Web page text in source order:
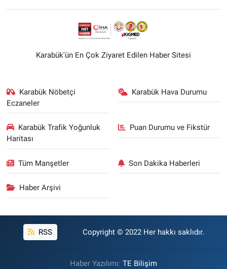
Karabük'ün En Çok Ziyaret Edilen Haber Sitesi
Karabük Nöbetçi
Eczaneler
Karabük Hava Durumu
Karabük Trafik Yoğunluk
Haritası
Puan Durumu ve Fikstür
Tüm Manşetler Son Dakika Haberleri
Haber Arşivi
RSS Copyright © 2022 Her hakkı saklıdır.
Haber Yazılımı: TE Bilişim